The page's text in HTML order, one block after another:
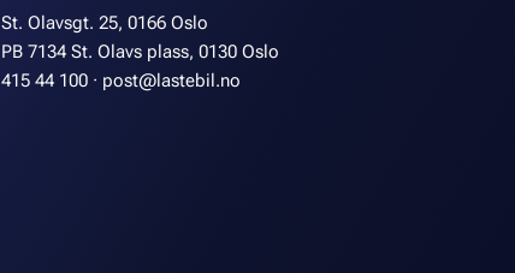
St. Olavsgt. 25, 0166 Oslo
PB 7134 St. Olavs plass, 0130 Oslo
415 44 100 · post@lastebil.no